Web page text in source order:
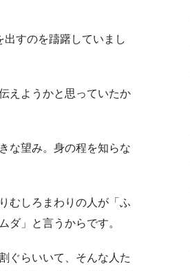
すのを躊躇していまし
えようかと思っていたか
な望み。身の程を知らな
むしろまわりの人が「ふ
ダ」と言うからです。
ぐらいいて、そんな人た